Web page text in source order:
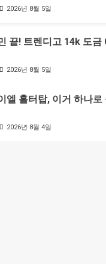
2026년 8월 5일
끝! 트렌디고 14k 도금
2026년 8월 5일
엘 홀터탑, 이거 하나로
2026년 8월 4일